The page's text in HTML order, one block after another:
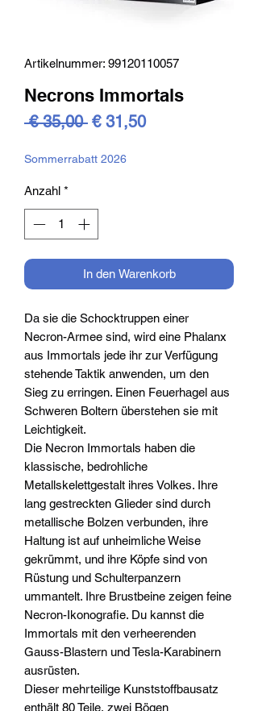
Artikelnummer: 99120110057
Necrons Immortals
€ 35,00 Standardpreis
€ 31,50Sale-
Sommerrabatt 2026
Anzahl *
In den Warenkorb
Da sie die Schocktruppen einer
Necron-Armee sind, wird eine Phalanx
aus Immortals jede ihr zur Verfügung
stehende Taktik anwenden, um den
Sieg zu erringen. Einen Feuerhagel aus
Schweren Boltern überstehen sie mit
Leichtigkeit.
Die Necron Immortals haben die
klassische, bedrohliche
Metallskelettgestalt ihres Volkes. Ihre
lang gestreckten Glieder sind durch
metallische Bolzen verbunden, ihre
Haltung ist auf unheimliche Weise
gekrümmt, und ihre Köpfe sind von
Rüstung und Schulterpanzern
ummantelt. Ihre Brustbeine zeigen feine
Necron-Ikonografie. Du kannst die
Immortals mit den verheerenden
Gauss-Blastern und Tesla-Karabinern
ausrüsten.
Dieser mehrteilige Kunststoffbausatz
enthält 80 Teile, zwei Bögen